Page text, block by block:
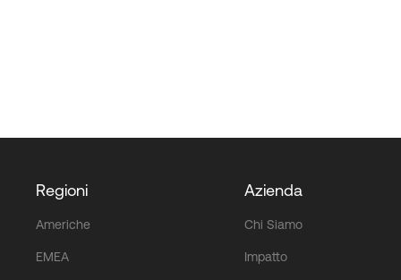
Regioni
Americhe
EMEA
Azienda
Chi Siamo
Impatto